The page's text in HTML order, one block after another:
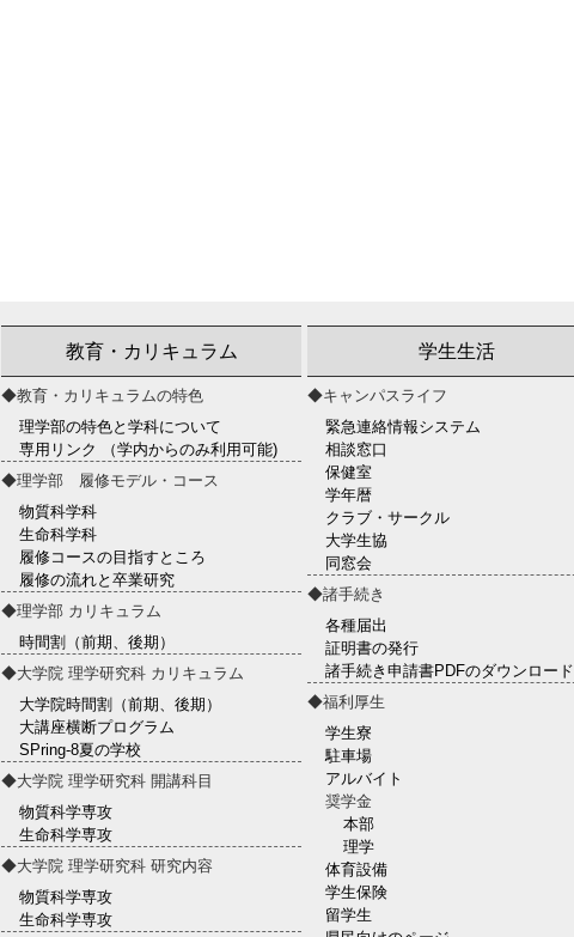
教育・カリキュラム
◆教育・カリキュラムの特色
理学部の特色と学科について
専用リンク （学内からのみ利用可能)
◆理学部 履修モデル・コース
物質科学科
生命科学科
履修コースの目指すところ
履修の流れと卒業研究
◆理学部 カリキュラム
時間割（前期、後期）
◆大学院 理学研究科 カリキュラム
大学院時間割（前期、後期）
大講座横断プログラム
SPring-8夏の学校
◆大学院 理学研究科 開講科目
物質科学専攻
生命科学専攻
◆大学院 理学研究科 研究内容
物質科学専攻
生命科学専攻
学生生活
◆キャンパスライフ
緊急連絡情報システム
相談窓口
保健室
学年暦
クラブ・サークル
大学生協
同窓会
◆諸手続き
各種届出
証明書の発行
諸手続き申請書PDFのダウンロード
◆福利厚生
学生寮
駐車場
アルバイト
奨学金
本部
理学
体育設備
学生保険
留学生